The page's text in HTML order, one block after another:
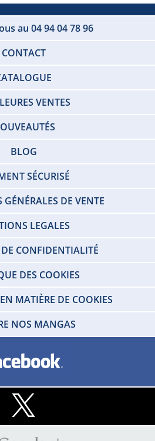
au 04 94 04 78 96
CONTACT
VENTES
BLOG
SÉCURISÉ
DE VENTE
LEGALES
CONFIDENTIALITÉ
DES COOKIES
MATIÈRE DE COOKIES
NOS MANGAS